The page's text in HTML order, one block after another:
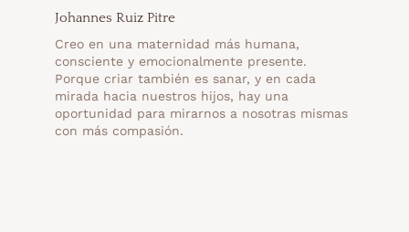
Johannes Ruiz Pitre
Creo en una maternidad más humana,
consciente y emocionalmente presente.
Porque criar también es sanar, y en cada
mirada hacia nuestros hijos, hay una
oportunidad para mirarnos a nosotras mismas
con más compasión.